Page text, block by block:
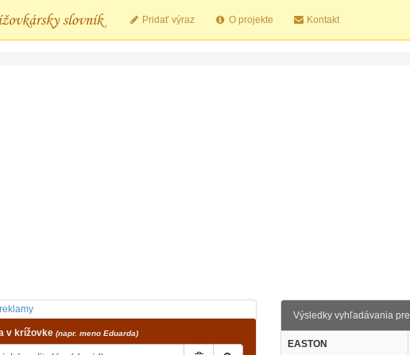
Pridať výraz O projekte Kontakt
v krížovke (napr. meno Eduarda)
Výsledky vyhľadávania pre
EASTON